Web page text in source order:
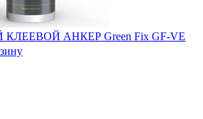
АНКЕР Green Fix GF-VE